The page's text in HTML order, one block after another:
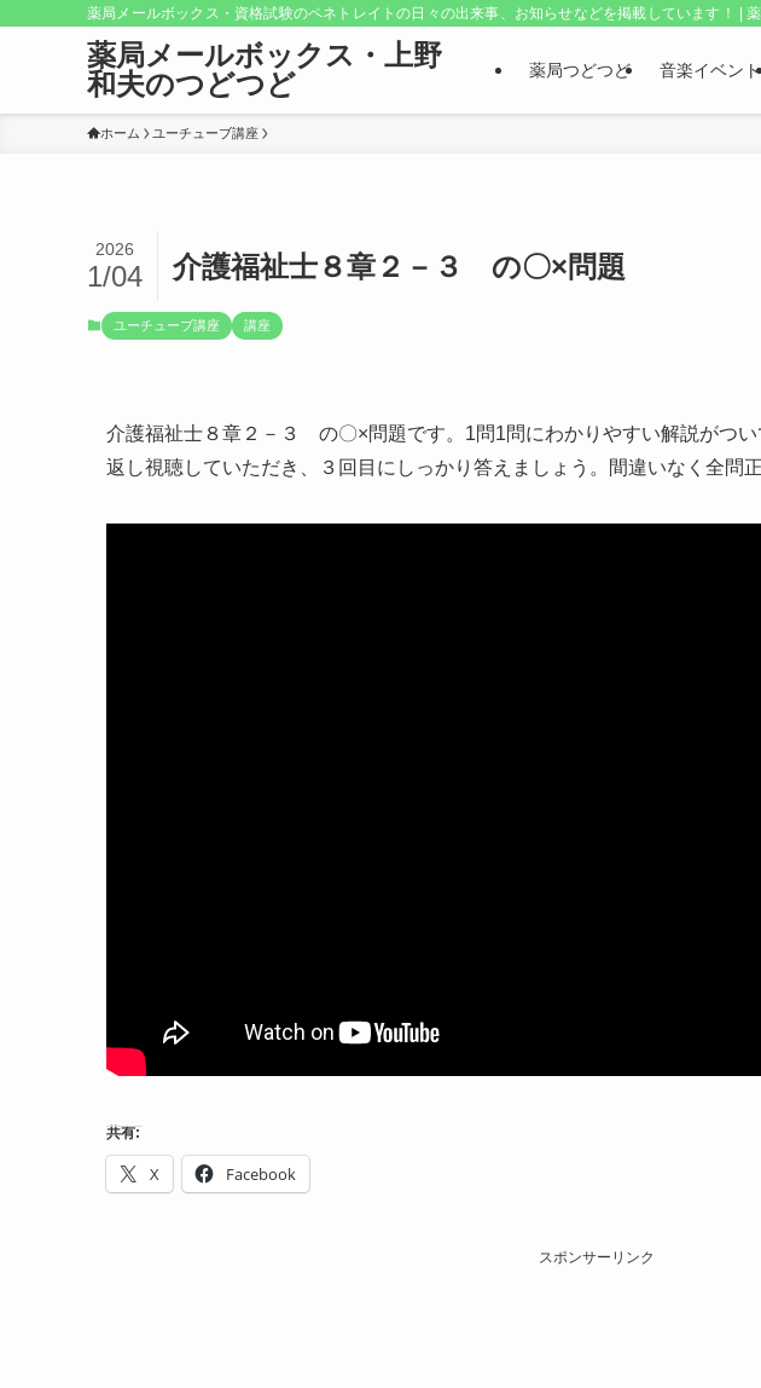
薬局メールボックス・資格試験のペネトレイトの日々の出来事、お知らせなどを掲載しています！ |
薬局メールボックス・上野
和夫のつどつど
薬局つどつど 音楽イベント
ホーム ユーチューブ講座
介護福祉士８章２－３ の〇×問題
2026
1/04
ユーチューブ講座 講座
介護福祉士８章２－３ の〇×問題です。1問1問にわかりやすい解説がつい
返し視聴していただき、３回目にしっかり答えましょう。間違いなく全問正
共有:
X Facebook
スポンサーリンク